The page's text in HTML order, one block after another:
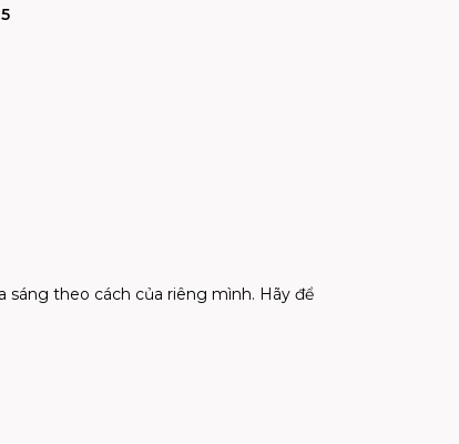
theo cách của riêng mình. Hãy để